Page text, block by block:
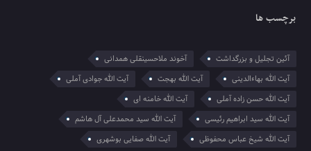
برچسب ها
آئین تجلیل و بزرگداشت
آخوند ملاحسینقلی همدانی
آیت الله بهاءالدینی
آیت الله بهجت
آیت الله جوادی آملی
آیت الله حسن زاده آملی
آیت الله خامنه ای
آیت الله سید ابراهیم رئیسی
آیت الله سید محمدعلی آل هاشم
آیت الله شیخ عباس محفوظی
آیت الله صفایی بوشهری